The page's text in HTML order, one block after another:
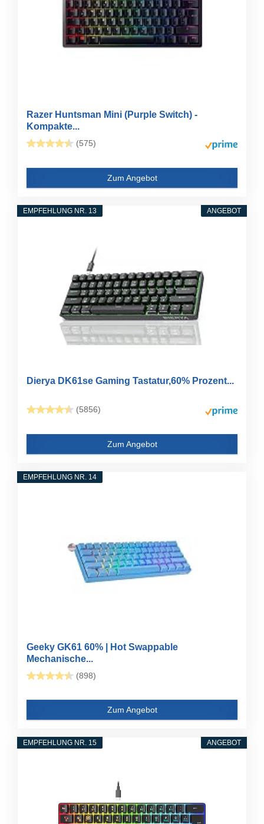
Razer Huntsman Mini (Purple Switch) -
Kompakte...
(575)
Zum Angebot
ANGEBOT
EMPFEHLUNG NR. 13
Dierya DK61se Gaming Tastatur,60% Prozent...
(5856)
Zum Angebot
EMPFEHLUNG NR. 14
Geeky GK61 60% | Hot Swappable
Mechanische...
(898)
Zum Angebot
ANGEBOT
EMPFEHLUNG NR. 15